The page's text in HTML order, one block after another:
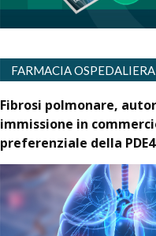
FARMACIA OSPEDALIERA
Fibrosi polmonare,
immissione in
preferenziale della